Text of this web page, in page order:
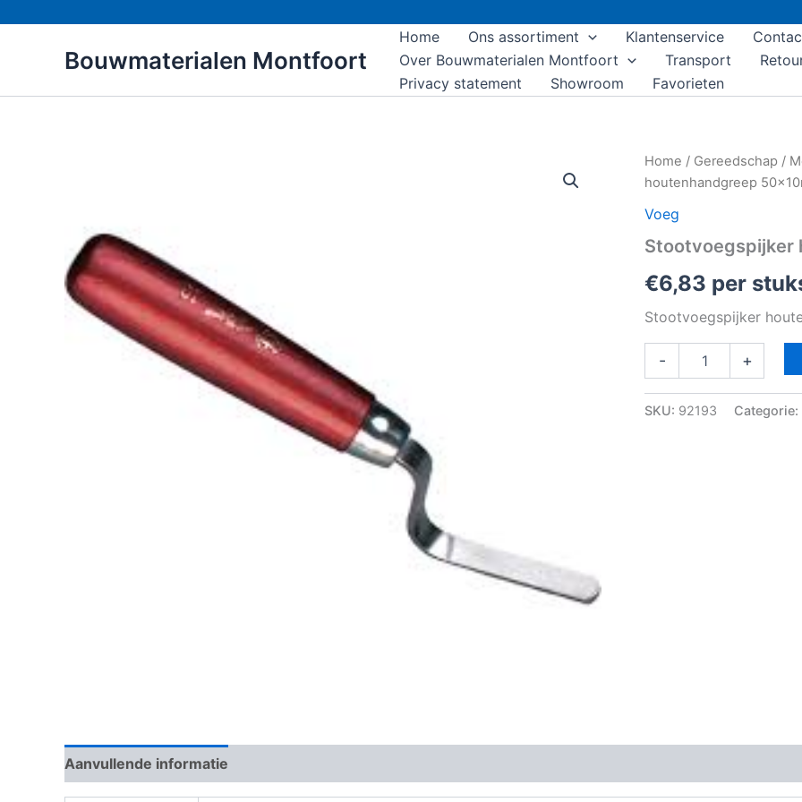
Bouwmaterialen Montfoort
Home Ons assortiment Klantenservice
Over Bouwmaterialen Montfoort
Transport
Privacy statement
Showroom Favorieten
Home / Gereedschap /
houtenhandgreep
Voeg
Stootvoegspijker
€6,83 per
Stootvoegspijker
-
Stootvoegspijker
houtenhandgreep
aantal
+
SKU: 92193 Categorie:
Aanvullende informatie